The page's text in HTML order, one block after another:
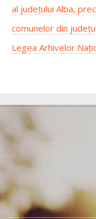
al județului Alba,
comunelor din
Legea Arhivelor